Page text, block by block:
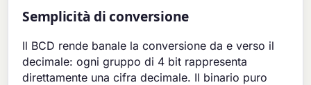
Semplicità di conversione
Il BCD rende banale la conversione da e verso il
decimale: ogni gruppo di 4 bit rappresenta
direttamente una cifra decimale. Il binario puro